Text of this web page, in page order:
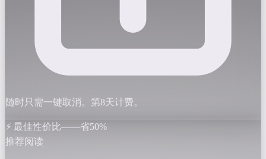
随时只需一键取消。第8天计费。
⚡ 最佳性价比——省50%
推荐阅读